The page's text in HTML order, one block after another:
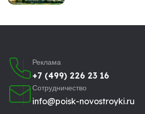
Реклама
+7 (499) 226 23 16
Сотрудничество
info@poisk-novostroyki.ru